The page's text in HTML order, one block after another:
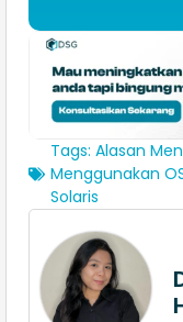
Tags: Alasan
Menggunakan
Solaris